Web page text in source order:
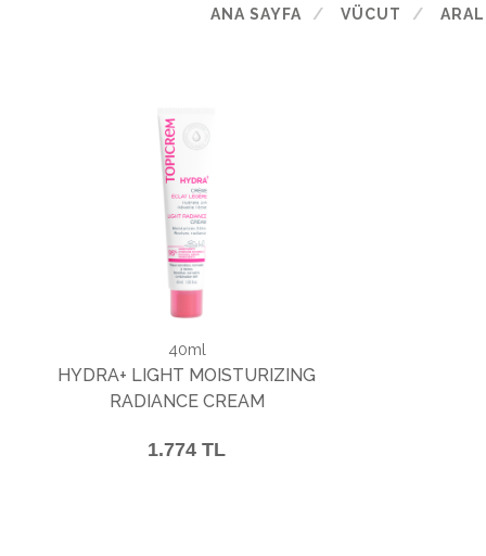
ANA SAYFA VÜCUT
40ml
HYDRA+ LIGHT MOISTURIZING
RADIANCE CREAM
1.774 TL